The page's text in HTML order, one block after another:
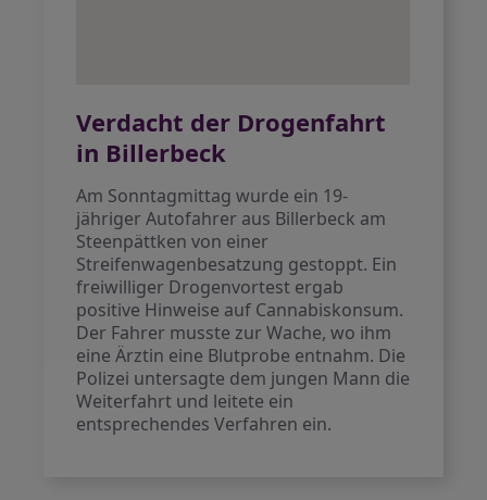
Verdacht der Drogenfahrt
in Billerbeck
Am Sonntagmittag wurde ein 19-
jähriger Autofahrer aus Billerbeck am
Steenpättken von einer
Streifenwagenbesatzung gestoppt. Ein
freiwilliger Drogenvortest ergab
positive Hinweise auf Cannabiskonsum.
Der Fahrer musste zur Wache, wo ihm
eine Ärztin eine Blutprobe entnahm. Die
Polizei untersagte dem jungen Mann die
Weiterfahrt und leitete ein
entsprechendes Verfahren ein.